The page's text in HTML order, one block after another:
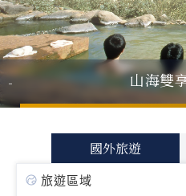
父親節．限時特別企劃
一人旅行Solo Travel山海雙享
國外旅遊
旅遊區域